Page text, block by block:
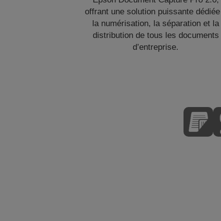
offrant une solution puissante
la numérisation, la séparation et la
distribution de tous les documents
d’entreprise.